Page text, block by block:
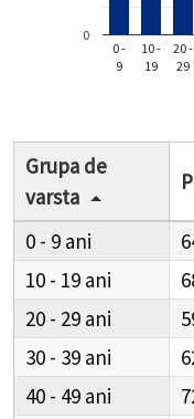
0 -
9
10 -
19
20 -
29
0
Grupa de
varsta
0 - 9
10 - 19
20 - 29
30 - 39
40 - 49